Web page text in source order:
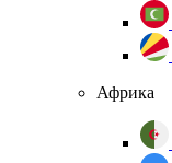
Африка